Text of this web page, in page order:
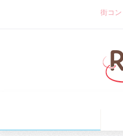
街コ